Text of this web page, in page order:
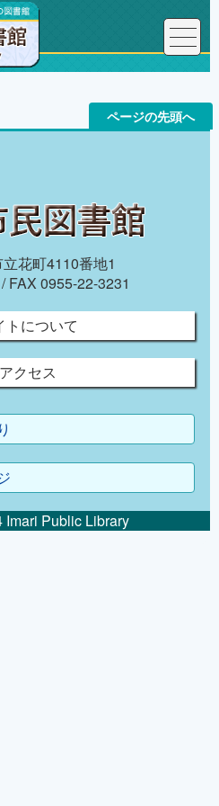
ページの先頭へ
花町4110番地1
FAX 0955-22-3231
トについて
クセス
Public Library